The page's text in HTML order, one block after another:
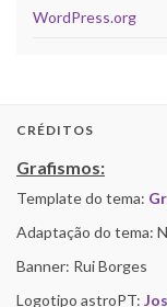
WordPress.org
CRÉDITOS
Grafismos:
Template do tema:
Adaptação do tema:
Banner: Rui Borges
Logotipo astroPT: